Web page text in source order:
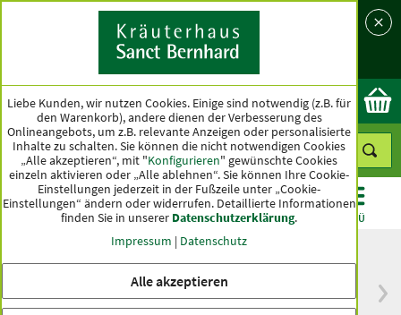
Land
Ok
KATEGORIEN ANGEBOTE TOPSELLER MENÜ
versandkostenfrei
Spitzenqualität seit
Liebe Kunden, wir nutzen Cookies. Einige sind notwendig (z.B. für
den Warenkorb), andere dienen der Verbesserung des
Onlineangebots, um z.B. relevante Anzeigen oder personalisierte
Inhalte zu schalten. Sie können die nicht notwendigen Cookies
„Alle akzeptieren“, mit "Konfigurieren" gewünschte Cookies
einzeln aktivieren oder „Alle ablehnen“. Sie können Ihre Cookie-
Einstellungen jederzeit in der Fußzeile unter „Cookie-
Einstellungen“ ändern oder widerrufen. Detaillierte Informationen
finden Sie in unserer Datenschutzerklärung.
Impressum | Datenschutz
Alle akzeptieren